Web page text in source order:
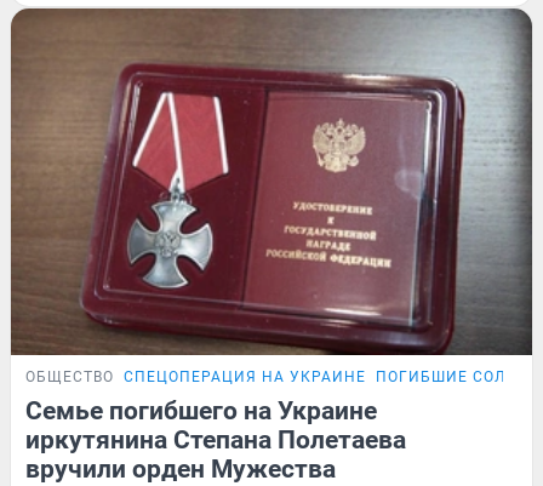
ОБЩЕСТВО СПЕЦОПЕРАЦИЯ НА УКРАИНЕ ПОГИБШИЕ
Семье погибшего на Украине
иркутянина Степана Полетаева
вручили орден Мужества